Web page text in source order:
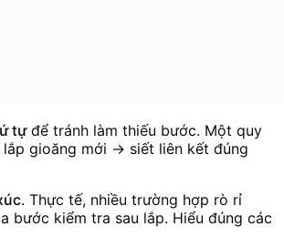
tựđể tránh làm thiếu bước. Một quy
gioăng mới → siết liên kết đúng
. Thực tế, nhiều trường hợp rò rỉ
bước kiểm tra sau lắp. Hiểu đúng các